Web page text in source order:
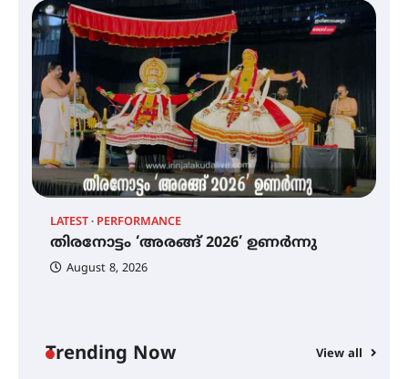
LATEST PERFORMANCE
തിരനോട്ടം ‘അരങ്ങ് 2026’ ഉണർന്നു
August 8, 2026
Trending Now View all
ജില്ലയിൽ എല്ലാ വിദ്യാഭ്യാസ
സ്ഥാപനങ്ങൾക്കും ശനിയാഴ്ച
അവധി
എം.ജി. യൂണിവേഴ്‌സിറ്റിയിൽ നിന്ന്
ഇംഗ്ളീഷ് സാഹിത്യത്തിൽ
ഡോക്ടറേറ്റ് നേടിയ എൻ. ആര്യ
ട്യുണീഷ്യൻ ചിത്രം ” ദി വോയിസ്
ഫിലിം സൊസൈറ്റി ആഗസ്റ്റ് 7
വെള്ളിയാഴ്ച സ്‌ക്രീൻ ചെയ്യുന്നു